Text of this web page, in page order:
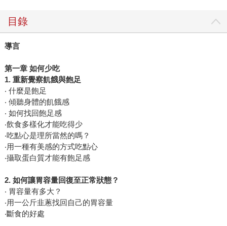
目錄
導言
第一章 如何少吃
1. 重新覺察飢餓與飽足
‧ 什麼是飽足
‧ 傾聽身體的飢餓感
‧ 如何找回飽足感
‧飲食多樣化才能吃得少
‧吃點心是理所當然的嗎？
‧用一種有美感的方式吃點心
‧攝取蛋白質才能有飽足感
2. 如何讓胃容量回復至正常狀態？
‧ 胃容量有多大？
‧用一公斤韭蔥找回自己的胃容量
‧斷食的好處